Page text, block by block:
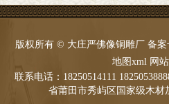
版权所有 © 大庄严佛像铜雕厂 备案
地图xml 网
联系电话：18250514111
省莆田市秀屿区国家级木材